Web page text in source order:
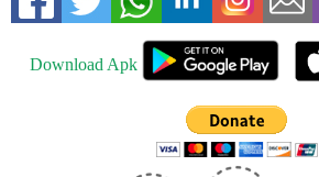
Download Apk